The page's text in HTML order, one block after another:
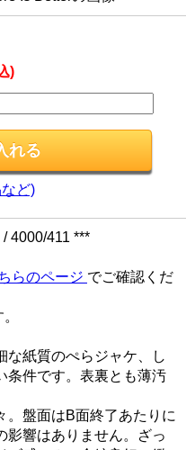
)
ど)
4000/411 ***
らのページ でご確認くだ
な紙質のぺらジャケ、し
条件です。表裏とも薄汚
。盤面はB面終了あたりに
影響はありません。ざっ